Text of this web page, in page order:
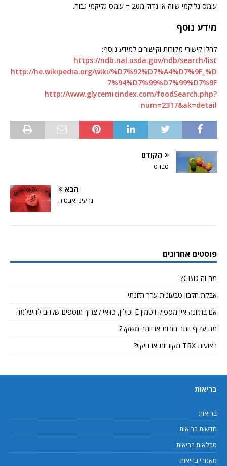
עומס גליקמי שווה או גדול מ20 = עומס גליקמי גבוה.
מידע נוסף
להלן קישורי מקורות וקישורים למידע נוסף:
https://ndb.nal.usda.gov/ndb/search/list
http://he.wikipedia.org/wiki/%D7%92%D7%A4%D7%9F_%D
7%94%D7%99%D7%99%D7%9F
http://www.glycemicindex.com/foodSearch.php?
num=2317&ak=detail
הקודם
סברס
הבא
גרעיני אבטיח
פוסטים אחרונים
מה זה CBD?
אבקת חלבון טבעונית ערך תזונתי
אם בתזונה אין מספיק ויטמין E וכולין, כדאי לצרוך תוספים שלהם להשלמה
מה עדיף יותר חזרות או יותר משקל?
רצועות TRX מקוריות או חיקוי?
בריאות
בריאות
חדשות בריאות
טבלאות בריאות
מאמרי בריאות